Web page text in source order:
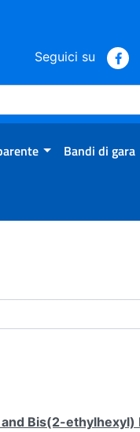
Seguici su
Bandi di gara
Bis(2-ethylhexyl)